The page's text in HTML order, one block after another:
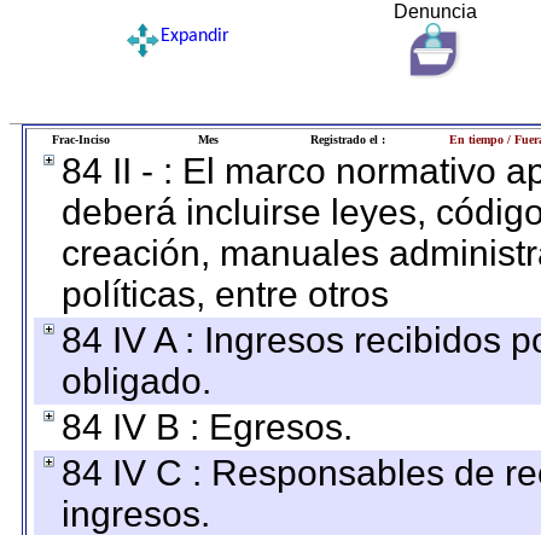
Denuncia
Expandir
Frac-Inciso Mes Registrado el : En tiempo /
84 II - : El marco normativo
deberá incluirse leyes,
creación, manuales
políticas, entre otros
84 IV A : Ingresos recibidos
obligado.
84 IV B : Egresos.
84 IV C : Responsables de
ingresos.